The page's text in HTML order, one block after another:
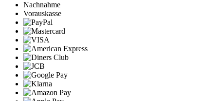
Nachnahme
Vorauskasse